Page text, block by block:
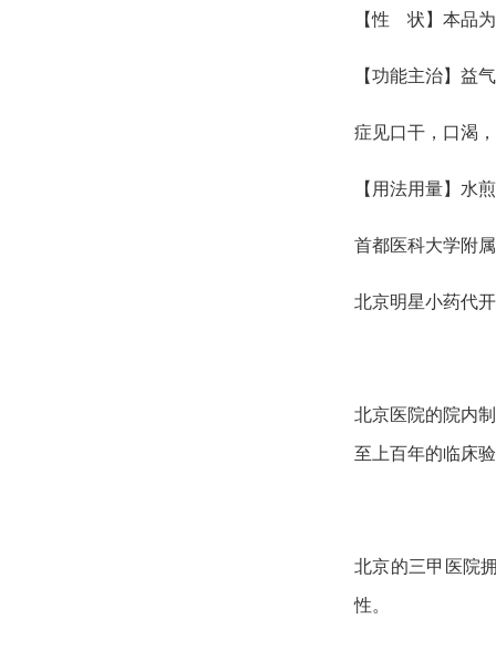
【性 状】本品
【功能主治】益
症见口干，口渴
【用法用量】水
首都医科大学附
北京明星小药代
北京医院的院内
至上百年的临床
北京的三甲医院
性。